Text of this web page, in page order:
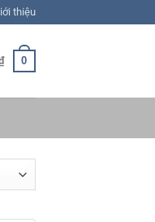
thiệu
0